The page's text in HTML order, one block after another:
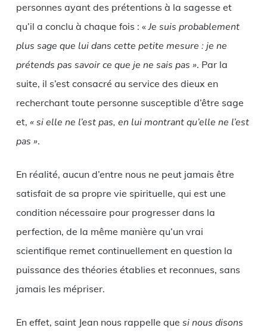
personnes ayant des prétentions à la sagesse et
qu’il a conclu à chaque fois : «Je suis probablement
plus sage que lui dans cette petite mesure : je ne
prétends pas savoir ce que je ne sais pas ». Par la
suite, il s’est consacré au service des dieux en
recherchant toute personne susceptible d’être sage
et, « si elle ne l’est pas, en lui montrant qu’elle ne l’est
pas ».
En réalité, aucun d’entre nous ne peut jamais être
satisfait de sa propre vie spirituelle, qui est une
condition nécessaire pour progresser dans la
perfection, de la même manière qu’un vrai
scientifique remet continuellement en question la
puissance des théories établies et reconnues, sans
jamais les mépriser.
En effet, saint Jean nous rappelle que si nous disons